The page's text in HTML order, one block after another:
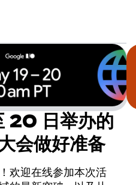
20 日举办的
做好准备
欢迎在线参加本次活